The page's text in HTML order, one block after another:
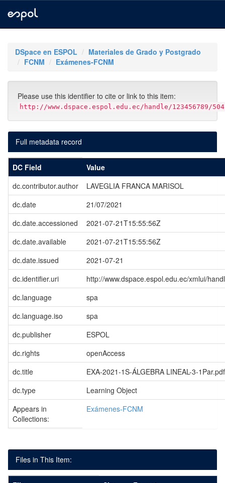
navigationDSpace en ESPOL
Materiales de Grado y Postgrado
FCNM
Exámenes-FCNM
Please use this identifier to cite or link to this item:
http://www.dspace.espol.edu.ec/handle/123456789/
Full metadata record
DC Field
Value
dc.contributor.author
LAVEGLIA FRANCA MARISOL
dc.date
21/07/2021
dc.date.accessioned
2021-07-21T15:55:56Z
dc.date.available
2021-07-21T15:55:56Z
dc.date.issued
2021-07-21
dc.identifier.uri
http://www.dspace.espol.edu.ec/xmlui/
dc.language
spa
dc.language.iso
spa
dc.publisher
ESPOL
dc.rights
openAccess
dc.title
EXA-2021-1S-ÁLGEBRA LINEAL-3-1Par.pdf
dc.type
Learning Object
Appears in
Collections:
Exámenes-FCNM
Files in This Item: